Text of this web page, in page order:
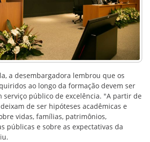
a desembargadora lembrou que os
ao longo da formação devem ser
serviço público de excelência. "A partir de
de ser hipóteses acadêmicas e
vidas, famílias, patrimônios,
públicas e sobre as expectativas da